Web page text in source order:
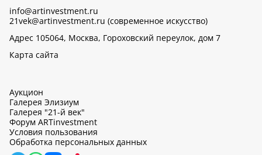
info@artinvestment.ru
21vek@artinvestment.ru (современное искусство)
Адрес 105064, Москва, Гороховский переулок, дом 7
Карта сайта
Аукцион
Галерея Элизиум
Галерея "21-й век"
Форум ARTinvestment
Условия пользования
Обработка персональных данных